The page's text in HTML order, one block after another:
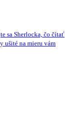
sa Sherlocka, čo čítať
ušité na mieru vám